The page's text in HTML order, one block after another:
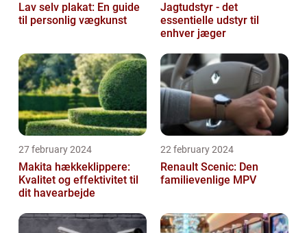
Lav selv plakat: En guide
til personlig vægkunst
Jagtudstyr - det
essentielle udstyr til
enhver jæger
27 february 2024
Makita hækkeklippere:
Kvalitet og effektivitet til
dit havearbejde
22 february 2024
Renault Scenic: Den
familievenlige MPV